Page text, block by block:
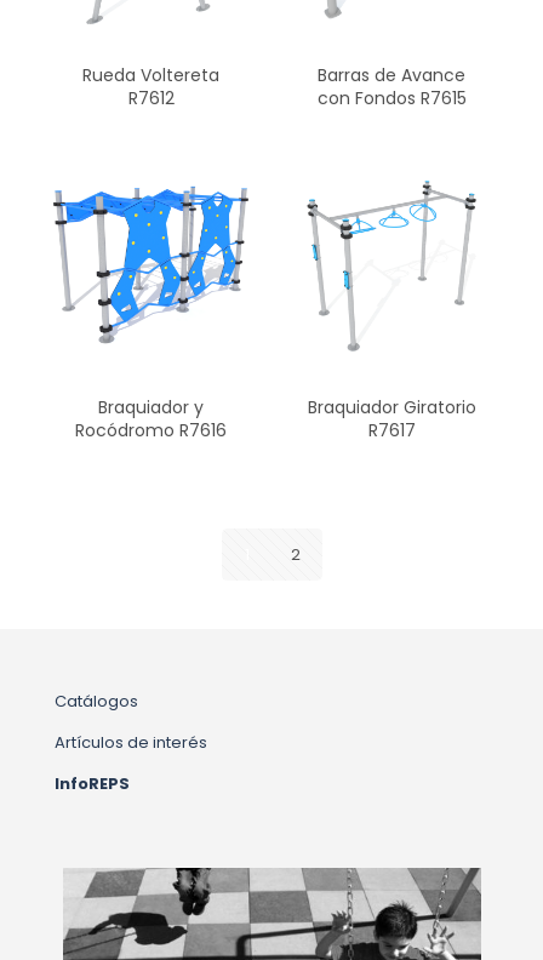
Rueda Voltereta
R7612
Barras de Avance
con Fondos R7615
Braquiador y
Rocódromo R7616
Braquiador Giratorio
R7617
2
Catálogos
Artículos de interés
InfoREPS